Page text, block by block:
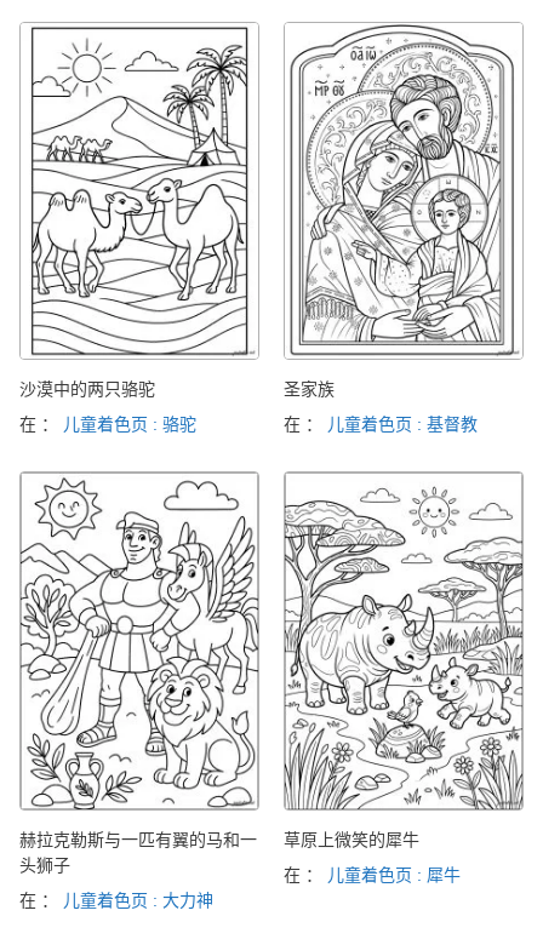
沙漠中的两只骆驼
在 ：
儿童着色页 : 骆驼
圣家族
在 ：
儿童着色页 : 基督教
赫拉克勒斯与一匹有翼的马和一
头狮子
在 ：
儿童着色页 : 大力神
草原上微笑的犀牛
在 ：
儿童着色页 : 犀牛